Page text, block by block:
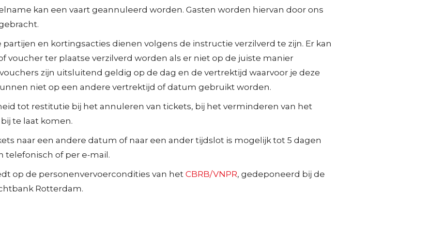
kan een vaart geannuleerd worden. Gasten worden hiervan door ons
partijen en kortingsacties dienen volgens de instructie verzilverd te zijn. Er kan
voucher ter plaatse verzilverd worden als er niet op de juiste manier
zijn uitsluitend geldig op de dag en de vertrektijd waarvoor je deze
niet op een andere vertrektijd of datum gebruikt worden.
tot restitutie bij het annuleren van tickets, bij het verminderen van het
te laat komen.
naar een andere datum of naar een ander tijdslot is mogelijk tot 5 dagen
telefonisch of per e-mail.
op de personenvervoercondities van hetCBRB/VNPR, gedeponeerd bij de
Rotterdam.